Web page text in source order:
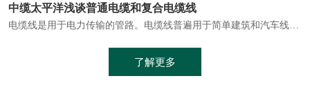
中缆太平洋浅谈普通电缆和复合电缆线
电缆线是用于电力传输的管路。电缆线普遍用于简单建筑和汽车线材，作为能源输送缆线，电缆线的复杂结构勿庸置疑。根据目标功能，电缆线具有以下一些特点：建筑用和车用线材要求轻质、大批量生产、价格低廉、具有相当的电学和力学性能和长时间的耐老化性能；工业用线材必须具有符合客户要求的性能；
了解更多